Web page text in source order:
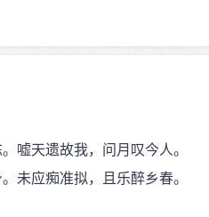
嘘天遗故我，问月叹今人。
未应痴准拟，且乐醉乡春。